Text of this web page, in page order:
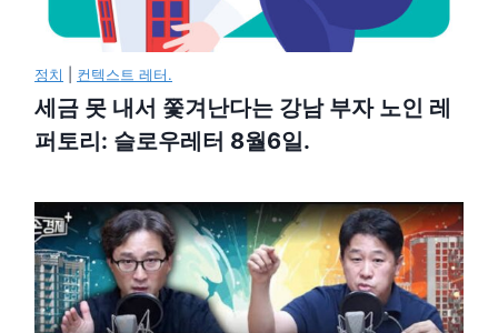
정치 컨텍스트 레터.
세금 못 내서 쫓겨난다는 강남 부자 노인 레
퍼토리: 슬로우레터 8월6일.